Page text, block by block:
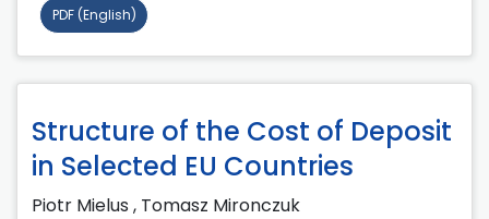
PDF (English)
Structure of the Cost of Deposit
in Selected EU Countries
Piotr Mielus , Tomasz Mironczuk